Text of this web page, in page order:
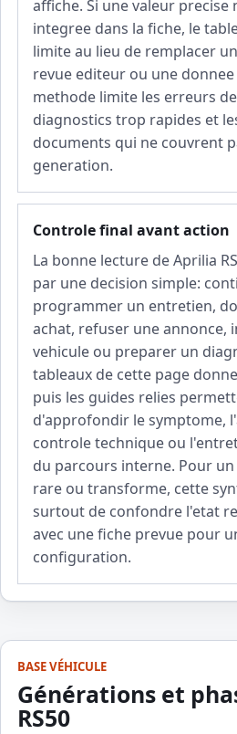
affiche. Si une valeur precise
integree dans la fiche, le
limite au lieu de remplacer
revue editeur ou une donnee
methode limite les erreurs
diagnostics trop rapides et
documents qui ne couvrent
generation.
Controle final avant action
La bonne lecture de Aprilia
par une decision simple:
programmer un entretien,
achat, refuser une annonce,
vehicule ou preparer un
tableaux de cette page
puis les guides relies
d'approfondir le symptome,
controle technique ou
du parcours interne. Pour
rare ou transforme, cette
surtout de confondre l'etat
avec une fiche prevue pour
configuration.
BASE VÉHICULE
Générations et
RS50